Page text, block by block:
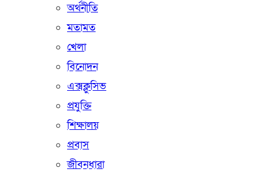
অর্থনীতি
মতামত
খেলা
বিনোদন
এক্সক্লুসিভ
প্রযুক্তি
শিক্ষালয়
প্রবাস
জীবনধারা